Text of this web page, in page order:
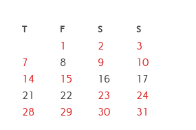
T F S S
1 2
3
7 8 9
10
14 15 16
17
21 22 23
24
28 29 30
31